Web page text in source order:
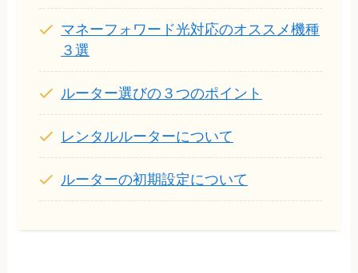
マネーフォワード光対応のオススメ機種
３選
ルーター選びの３つのポイント
レンタルルーターについて
ルーターの初期設定について